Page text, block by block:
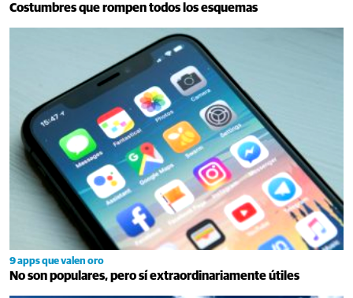
Costumbres que rompen todos los esquemas
9 apps que valen oro
No son populares, pero sí extraordinariamente útiles